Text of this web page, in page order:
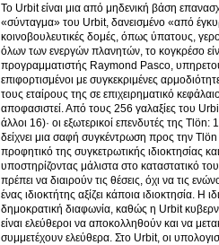
Το Urbit είναι μια από μηδενική βάση
«σύνταγμα» του Urbit, δανεισμένο «από
κοινοβουλευτικές δομές, όπως ύπατους,
όλων των ενεργών πλανητών, το κογκρέσο
προγραμματιστής Raymond Pasco,
επιφορτισμένοι με συγκεκριμένες
τους εταίρους της σε επιχειρηματικό
αποφασιστεί. Από τους 256 γαλαξίες του
άλλοι 16)· οι εξωτερικοί επενδυτές της
δείχνει μια σαφή συγκέντρωση προς την
προφητικό της συγκετρωτικής ιδιοκτησίας
υποστηρίζοντας μάλιστα στο καταστατικό
πρέπει να διαιρούν τις θέσεις, όχι να τις
ένας ιδιοκτήτης αξίζει κάποια ιδιοκτησία. Η
δημοκρατική διαφωνία, καθώς η Urbit
είναι ελεύθεροι να αποκολληθούν και να
συμμετέχουν ελεύθερα. Στο Urbit, οι